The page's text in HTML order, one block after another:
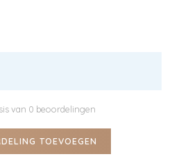
van 0 beoordelingen
TOEVOEGEN